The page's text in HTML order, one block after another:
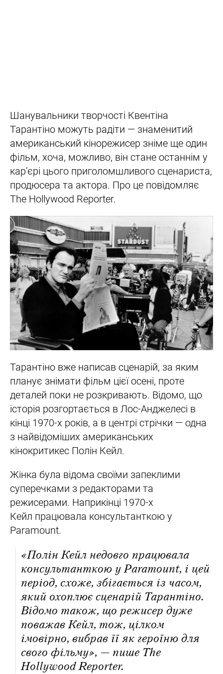
Шанувальники творчості Квентіна
Тарантіно можуть радіти — знаменитий
американський кінорежисер зніме ще один
фільм, хоча, можливо, він стане останнім у
кар’єрі цього приголомшливого сценариста,
продюсера та актора. Про це повідомляє
The Hollywood Reporter.
Тарантіно вже написав сценарій, за яким
планує знімати фільм цієї осені, проте
деталей поки не розкривають. Відомо, що
історія розгортається в Лос-Анджелесі в
кінці 1970-х років, а в центрі стрічки — одна
з найвідоміших американських
кінокритикес Полін Кейл.
Жінка була відома своїми запеклими
суперечками з редакторами та
режисерами. Наприкінці 1970-х
Кейл працювала консультанткою у
Paramount.
«Полін Кейл недовго працювала
консультанткою у Paramount, і цей
період, схоже, збігається із часом,
який охоплює сценарій Тарантіно.
Відомо також, що режисер дуже
поважав Кейл, тож, цілком
імовірно, вибрав її як героїню для
свого фільму», — пише The
Hollywood Reporter.